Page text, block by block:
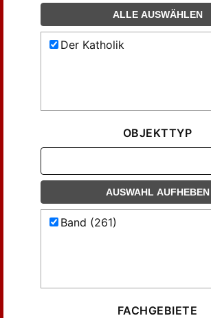
ALLE AUSWÄHLEN
Der Katholik
OBJEKTTYP
AUSWAHL AUFHEBEN
Band (261)
FACHGEBIETE